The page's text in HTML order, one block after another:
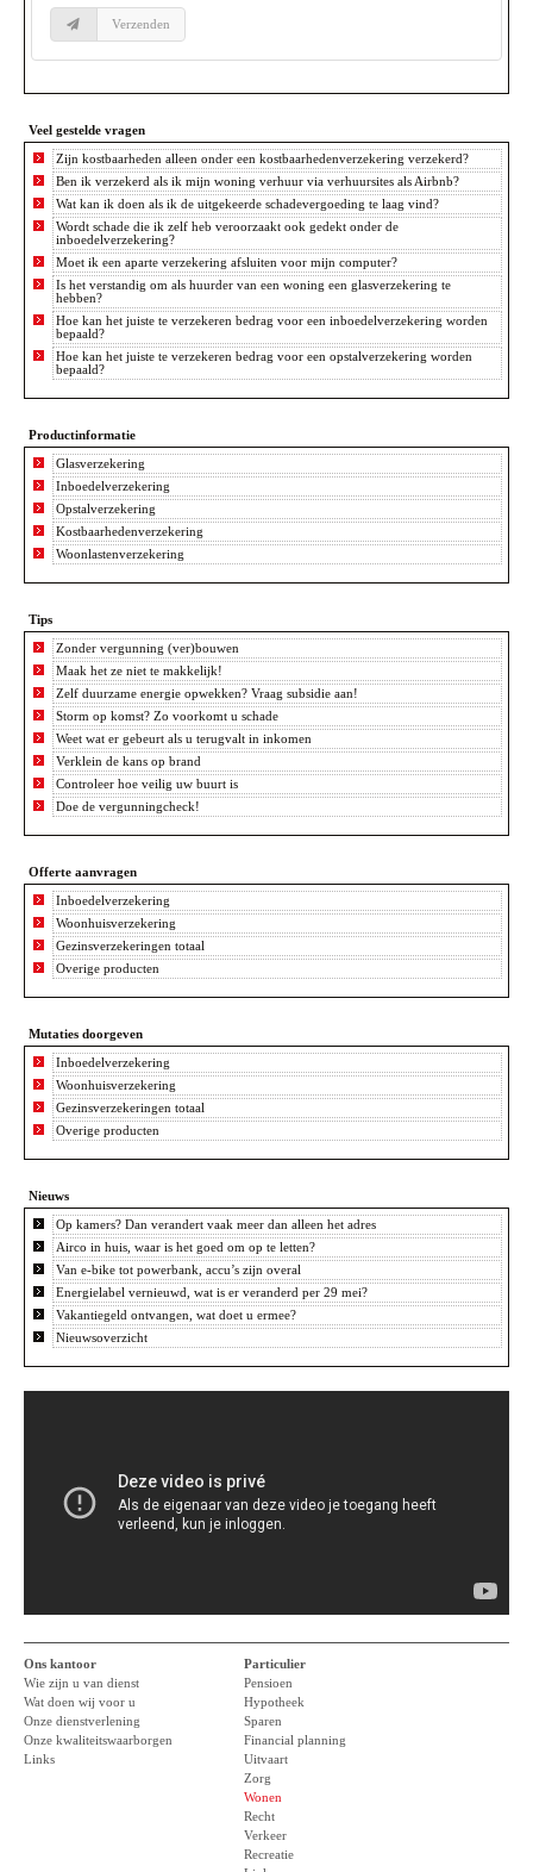
Veel gestelde vragen
Zijn kostbaarheden alleen onder een kostbaarhedenverzekering verzekerd?
Ben ik verzekerd als ik mijn woning verhuur via verhuursites als Airbnb?
Wat kan ik doen als ik de uitgekeerde schadevergoeding te laag vind?
Wordt schade die ik zelf heb veroorzaakt ook gedekt onder de
inboedelverzekering?
Moet ik een aparte verzekering afsluiten voor mijn computer?
Is het verstandig om als huurder van een woning een glasverzekering te
hebben?
Hoe kan het juiste te verzekeren bedrag voor een inboedelverzekering worden
bepaald?
Hoe kan het juiste te verzekeren bedrag voor een opstalverzekering worden
bepaald?
Productinformatie
Glasverzekering
Inboedelverzekering
Opstalverzekering
Kostbaarhedenverzekering
Woonlastenverzekering
Tips
Zonder vergunning (ver)bouwen
Maak het ze niet te makkelijk!
Zelf duurzame energie opwekken? Vraag subsidie aan!
Storm op komst? Zo voorkomt u schade
Weet wat er gebeurt als u terugvalt in inkomen
Verklein de kans op brand
Controleer hoe veilig uw buurt is
Doe de vergunningcheck!
Offerte aanvragen
Inboedelverzekering
Woonhuisverzekering
Gezinsverzekeringen totaal
Overige producten
Mutaties doorgeven
Inboedelverzekering
Woonhuisverzekering
Gezinsverzekeringen totaal
Overige producten
Nieuws
Op kamers? Dan verandert vaak meer dan alleen het adres
Airco in huis, waar is het goed om op te letten?
Van e-bike tot powerbank, accu’s zijn overal
Energielabel vernieuwd, wat is er veranderd per 29 mei?
Vakantiegeld ontvangen, wat doet u ermee?
Nieuwsoverzicht
Ons kantoor
Wie zijn u van dienst
Wat doen wij voor u
Onze dienstverlening
Onze kwaliteitswaarborgen
Links
Particulier
Pensioen
Hypotheek
Sparen
Financial planning
Uitvaart
Zorg
Wonen
Recht
Verkeer
Recreatie